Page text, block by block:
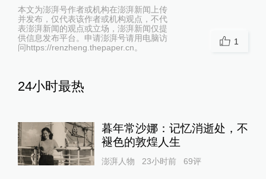
本文为澎湃号作者或机构在澎湃新闻上传
并发布，仅代表该作者或机构观点，不代
表澎湃新闻的观点或立场，澎湃新闻仅提
供信息发布平台。申请澎湃号请用电脑访
问https://renzheng.thepaper.cn。
1
24小时最热
暮年常沙娜：记忆消逝处，不
褪色的敦煌人生
澎湃人物 23小时前 69评